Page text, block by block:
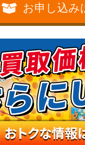
お申し込み